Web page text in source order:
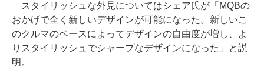
スタイリッシュな外見についてはシェア氏が「MQBの
おかげで全く新しいデザインが可能になった。新しいこ
のクルマのベースによってデザインの自由度が増し、よ
りスタイリッシュでシャープなデザインになった」と説
明。